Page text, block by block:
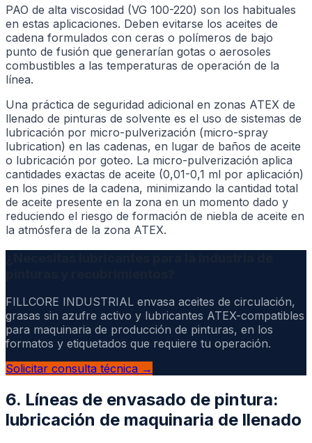
PAO de alta viscosidad (VG 100-220) son los habituales
en estas aplicaciones. Deben evitarse los aceites de
cadena formulados con ceras o polímeros de bajo
punto de fusión que generarían gotas o aerosoles
combustibles a las temperaturas de operación de la
línea.
Una práctica de seguridad adicional en zonas ATEX de
llenado de pinturas de solvente es el uso de sistemas de
lubricación por micro-pulverización (micro-spray
lubrication) en las cadenas, en lugar de baños de aceite
o lubricación por goteo. La micro-pulverización aplica
cantidades exactas de aceite (0,01-0,1 ml por aplicación)
en los pines de la cadena, minimizando la cantidad total
de aceite presente en la zona en un momento dado y
reduciendo el riesgo de formación de niebla de aceite en
la atmósfera de la zona ATEX.
FILLCORE INDUSTRIAL envasa aceites de circulación,
grasas sin azufre activo y lubricantes ATEX-compatibles
para maquinaria de producción de pinturas, en los
formatos y etiquetados que requiere tu operación.
Solicitar consulta técnica →
6. Líneas de envasado de pintura:
lubricación de maquinaria de llenado